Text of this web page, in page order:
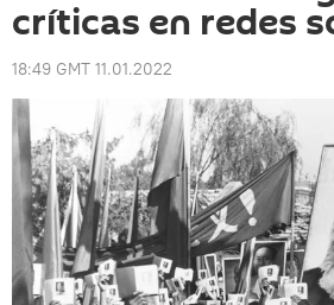
críticas en redes
18:49 GMT 11.01.2022